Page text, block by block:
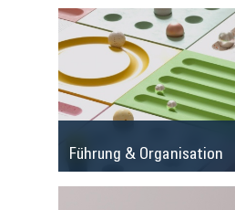
Führung & Organisation